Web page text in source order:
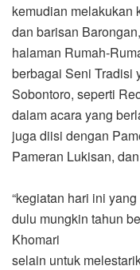
kemudian melakukan
dan barisan
halaman Rumah-
berbagai Seni Tradisi
Sobontoro, seperti
dalam acara yang
juga diisi dengan
Pameran Lukisan,
“kegiatan hari ini
dulu mungkin tahun
Khomari
selain untuk